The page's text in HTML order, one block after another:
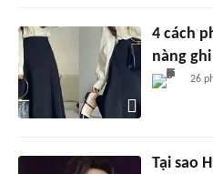
4 cách
nàng
26
Tại sao